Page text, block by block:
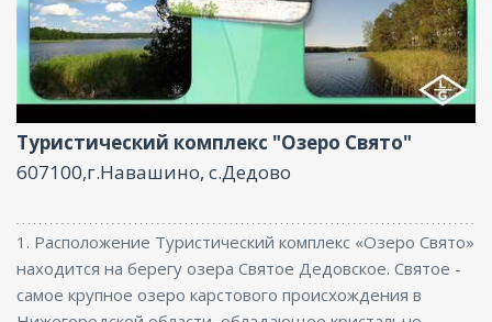
Баня
Туристический комплекс "Озеро Свято"
607100,г.Навашино, с.Дедово
1. Расположение Туристический комплекс «Озеро Свято»
находится на берегу озера Святое Дедовское. Святое -
самое крупное озеро карстового происхождения в